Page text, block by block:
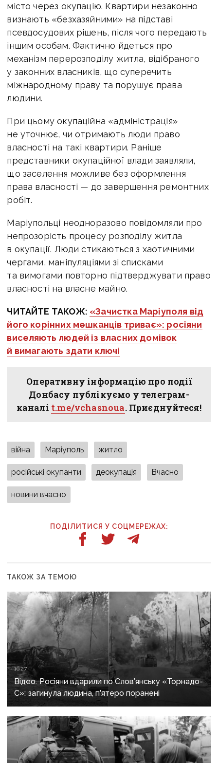
місто через окупацію. Квартири незаконно
визнають «безхазяйними» на підставі
псевдосудових рішень, після чого передають
іншим особам. Фактично йдеться про
механізм перерозподілу житла, відібраного
у законних власників, що суперечить
міжнародному праву та порушує права
людини.
При цьому окупаційна «адміністрація»
не уточнює, чи отримають люди право
власності на такі квартири. Раніше
представники окупаційної влади заявляли,
що заселення можливе без оформлення
права власності — до завершення ремонтних
робіт.
Маріупольці неодноразово повідомляли про
непрозорість процесу розподілу житла
в окупації. Люди стикаються з хаотичними
чергами, маніпуляціями зі списками
та вимогами повторно підтверджувати право
власності на власне майно.
ЧИТАЙТЕ ТАКОЖ: «Зачистка Маріуполя від
його корінних мешканців триває»: росіяни
виселяють людей із власних домівок
й вимагають здати ключі
Оперативну інформацію про події
Донбасу публікуємо у телеграм-
каналі t.me/vchasnoua. Приєднуйтеся!
війна Маріуполь житло
російські окупанти деокупація Вчасно
новини вчасно
ПОДІЛИТИСЯ У СОЦМЕРЕЖАХ:
ТАКОЖ ЗА ТЕМОЮ
16:27
Відео. Росіяни вдарили по Слов’янську «Торнадо-
С»: загинула людина, п’ятеро поранені